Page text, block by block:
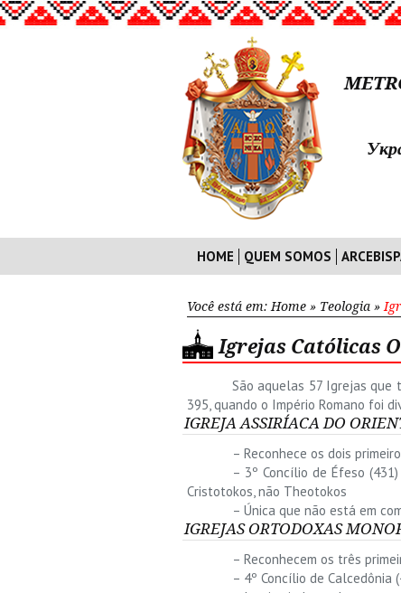
HOME QUEM SOMOS
Você está em: Home » Teologia »
Igrejas Católicas
São aquelas 57 Igrejas que
395, quando o Império Romano foi
IGREJA ASSIRÍACA DO
– Reconhece os dois
– 3º Concílio de Éfeso
Cristotokos, não Theotokos
– Única que não está em
IGREJAS ORTODOXAS
– Reconhecem os três
– 4º Concílio de Calcedônia